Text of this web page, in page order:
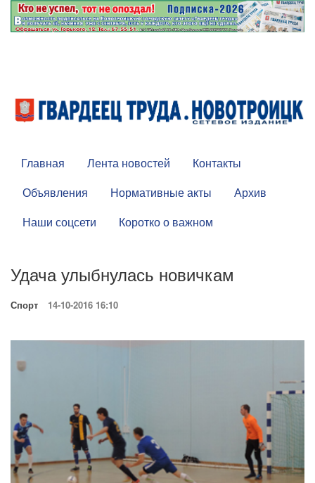
Главная Лента новостей
Контакты
Объявления
Нормативные акты
Архив
Наши соцсети
Коротко о важном
Удача улыбнулась новичкам
Спорт 14-10-2016 16:10